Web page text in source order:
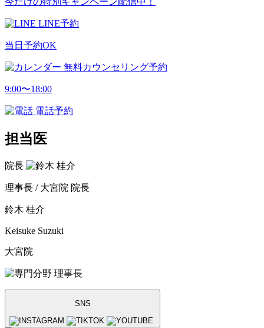
LINE予約
当日予約OK
無料カウンセリング予約
9:00〜18:00
電話予約
担当医
院長
理事長 / 大宮院 院長
鈴木 桂介
Keisuke Suzuki
大宮院
理事長
SNS